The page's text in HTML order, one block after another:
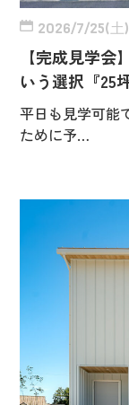
2026/7/25(土
【完成見学
いう選択『25
平日も見学可能
ために予…